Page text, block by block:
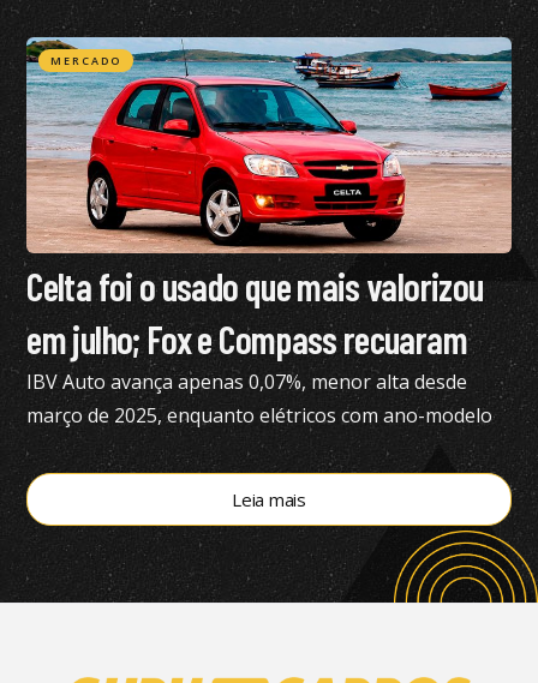
mercado brasileiro
MERCADO
Celta foi o usado que mais valorizou
em julho; Fox e Compass recuaram
IBV Auto avança apenas 0,07%, menor alta desde
março de 2025, enquanto elétricos com ano-modelo
2023 desvalorizam 46,15%
Leia mais